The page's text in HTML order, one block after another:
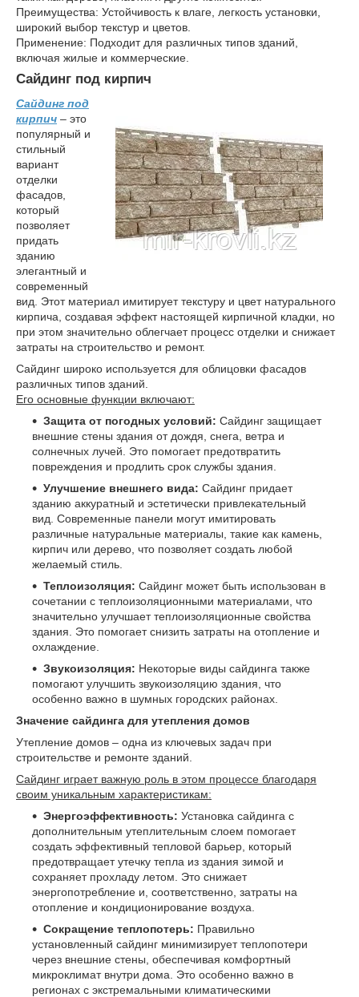
Преимущества: Устойчивость к влаге, легкость установки,
широкий выбор текстур и цветов.
Применение: Подходит для различных типов зданий,
включая жилые и коммерческие.
Сайдинг под кирпич
Сайдинг под
кирпич – это
популярный и
стильный
вариант
отделки
фасадов,
который
позволяет
придать
зданию
элегантный и
современный
вид. Этот материал имитирует текстуру и цвет натурального
кирпича, создавая эффект настоящей кирпичной кладки, но
при этом значительно облегчает процесс отделки и снижает
затраты на строительство и ремонт.
Сайдинг широко используется для облицовки фасадов
различных типов зданий.
Его основные функции включают:
Защита от погодных условий: Сайдинг защищает
внешние стены здания от дождя, снега, ветра и
солнечных лучей. Это помогает предотвратить
повреждения и продлить срок службы здания.
Улучшение внешнего вида: Сайдинг придает
зданию аккуратный и эстетически привлекательный
вид. Современные панели могут имитировать
различные натуральные материалы, такие как камень,
кирпич или дерево, что позволяет создать любой
желаемый стиль.
Теплоизоляция: Сайдинг может быть использован в
сочетании с теплоизоляционными материалами, что
значительно улучшает теплоизоляционные свойства
здания. Это помогает снизить затраты на отопление и
охлаждение.
Звукоизоляция: Некоторые виды сайдинга также
помогают улучшить звукоизоляцию здания, что
особенно важно в шумных городских районах.
Значение сайдинга для утепления домов
Утепление домов – одна из ключевых задач при
строительстве и ремонте зданий.
Сайдинг играет важную роль в этом процессе благодаря
своим уникальным характеристикам:
Энергоэффективность: Установка сайдинга с
дополнительным утеплительным слоем помогает
создать эффективный тепловой барьер, который
предотвращает утечку тепла из здания зимой и
сохраняет прохладу летом. Это снижает
энергопотребление и, соответственно, затраты на
отопление и кондиционирование воздуха.
Сокращение теплопотерь: Правильно
установленный сайдинг минимизирует теплопотери
через внешние стены, обеспечивая комфортный
микроклимат внутри дома. Это особенно важно в
регионах с экстремальными климатическими